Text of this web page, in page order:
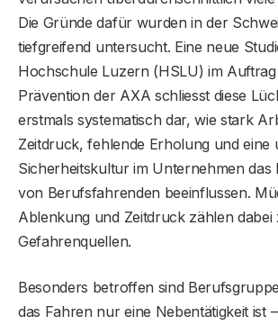
Die Gründe dafür wurden in der
tiefgreifend untersucht. Eine neue
Hochschule Luzern (HSLU) im
Prävention der AXA schliesst diese
erstmals systematisch dar, wie stark
Zeitdruck, fehlende Erholung und eine
Sicherheitskultur im Unternehmen das
von Berufsfahrenden beeinflussen.
Ablenkung und Zeitdruck zählen dabei
Gefahrenquellen.
Besonders betroffen sind
das Fahren nur eine Nebentätigkeit ist